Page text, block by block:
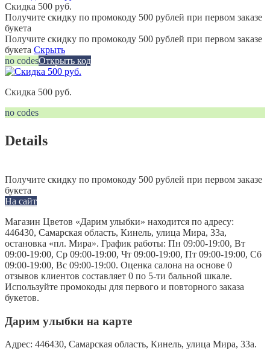
Скидка 500 руб.
Получите скидку по промокоду 500 рублей при первом заказе
букета
Получите скидку по промокоду 500 рублей при первом заказе
букета Скрыть
no codesОткрыть код
Скидка 500 руб.
no codes
Details
Получите скидку по промокоду 500 рублей при первом заказе
букета
На сайт
Магазин Цветов «Дарим улыбки» находится по адресу:
446430, Самарская область, Кинель, улица Мира, 33а,
остановка «пл. Мира». График работы: Пн 09:00-19:00, Вт
09:00-19:00, Ср 09:00-19:00, Чт 09:00-19:00, Пт 09:00-19:00, Сб
09:00-19:00, Вс 09:00-19:00. Оценка салона на основе 0
отзывов клиентов составляет 0 по 5-ти бальной шкале.
Используйте промокоды для первого и повторного заказа
букетов.
Дарим улыбки на карте
Адрес: 446430, Самарская область, Кинель, улица Мира, 33а.